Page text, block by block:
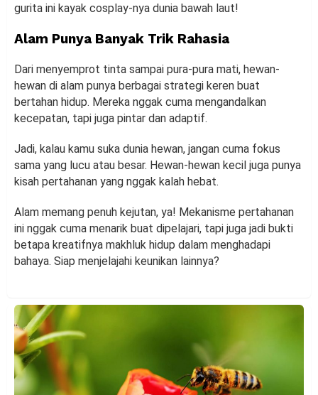
gurita ini kayak cosplay-nya dunia bawah laut!
Alam Punya Banyak Trik Rahasia
Dari menyemprot tinta sampai pura-pura mati, hewan-
hewan di alam punya berbagai strategi keren buat
bertahan hidup. Mereka nggak cuma mengandalkan
kecepatan, tapi juga pintar dan adaptif.
Jadi, kalau kamu suka dunia hewan, jangan cuma fokus
sama yang lucu atau besar. Hewan-hewan kecil juga punya
kisah pertahanan yang nggak kalah hebat.
Alam memang penuh kejutan, ya! Mekanisme pertahanan
ini nggak cuma menarik buat dipelajari, tapi juga jadi bukti
betapa kreatifnya makhluk hidup dalam menghadapi
bahaya. Siap menjelajahi keunikan lainnya?